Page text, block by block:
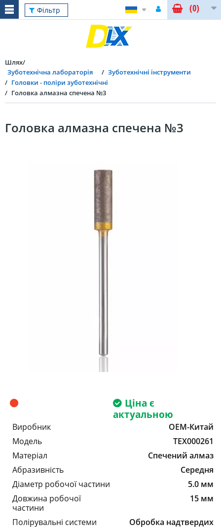
Фільтр (0)
Шлях
Зуботехнічна лабораторія
Зуботехнічні інструменти
Головки - поліри зуботехнічні
Головка алмазна спечена №3
Головка алмазна спечена №3
Ціна є
актуальною
Виробник
OEM-Китай
Модель
TEX000261
Матеріал
Спечений алмаз
Абразивність
Середня
Діаметр робочої частини
5.0 мм
Довжина робочої
частини
15 мм
Полірувальні системи
Обробка надтвердих